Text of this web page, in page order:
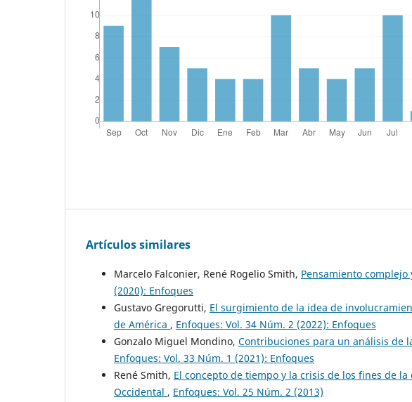
Artículos similares
Marcelo Falconier, René Rogelio Smith, Pensamiento
(2020): Enfoques
Gustavo Gregorutti, El surgimiento de la idea de
de América , Enfoques: Vol. 34 Núm. 2 (2022): Enfoques
Gonzalo Miguel Mondino, Contribuciones para un análisis de
Enfoques: Vol. 33 Núm. 1 (2021): Enfoques
René Smith, El concepto de tiempo y la crisis de los fines de
Occidental , Enfoques: Vol. 25 Núm. 2 (2013)